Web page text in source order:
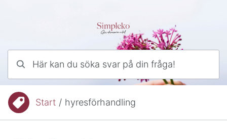
Du är här:Start / hyresförhandling